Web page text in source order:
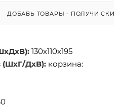
ДОБАВЬ ТОВАРЫ - ПОЛУЧИ
130х110х195
(ШхГ/ДхВ): корзина: